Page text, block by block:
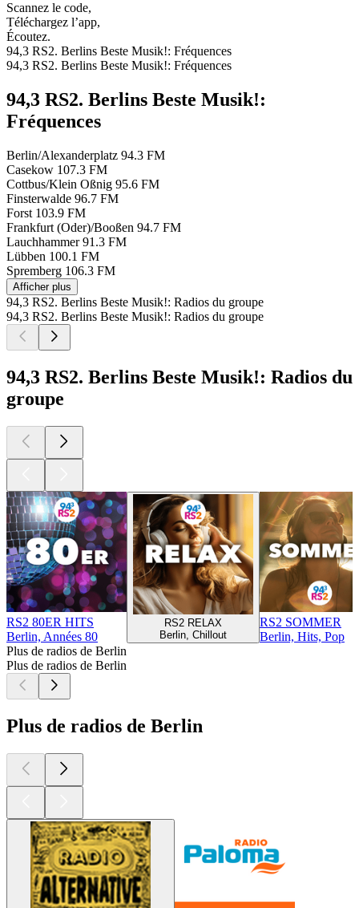
Scannez le code,
Téléchargez l’app,
Écoutez.
94,3 RS2. Berlins Beste Musik!: Fréquences
94,3 RS2. Berlins Beste Musik!: Fréquences
94,3 RS2. Berlins Beste Musik!:
Fréquences
Berlin/Alexanderplatz 94.3 FM
Casekow 107.3 FM
Cottbus/Klein Oßnig 95.6 FM
Finsterwalde 96.7 FM
Forst 103.9 FM
Frankfurt (Oder)/Booßen 94.7 FM
Lauchhammer 91.3 FM
Lübben 100.1 FM
Spremberg 106.3 FM
Afficher plus
94,3 RS2. Berlins Beste Musik!: Radios du groupe
94,3 RS2. Berlins Beste Musik!: Radios du groupe
94,3 RS2. Berlins Beste Musik!: Radios du
groupe
RS2 80ER HITS
Berlin, Années 80
RS2 RELAX
Berlin, Chillout
RS2 SOMMER
Berlin, Hits, Pop
Plus de radios de Berlin
Plus de radios de Berlin
Plus de radios de Berlin